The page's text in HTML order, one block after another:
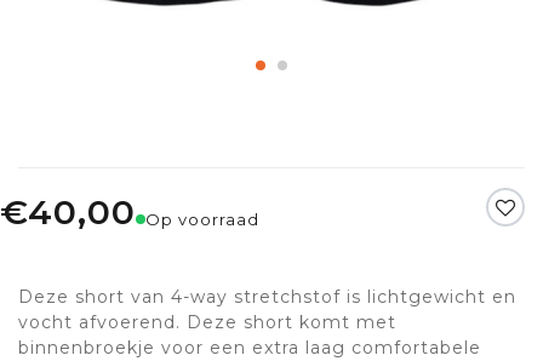
€40,00 Op voorraad
Deze short van 4-way stretchstof is lichtgewicht en
vocht afvoerend. Deze short komt met
binnenbroekje voor een extra laag comfortabele